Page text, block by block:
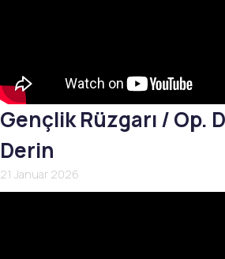
Gençlik Rüzgarı / Op.
Derin
21 Januar 2026